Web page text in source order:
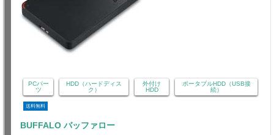
PCパー
ツ
HDD（ハードディス
ク）
外付け
HDD
ポータブルHDD（USB接
続）
送料無料
BUFFALO バッファロー